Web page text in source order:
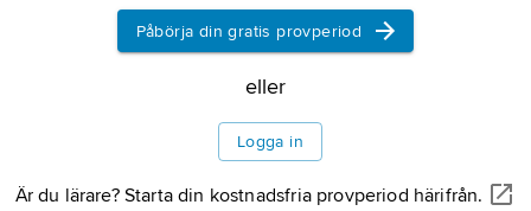
Påbörja din gratis provperiod
eller
Logga in
Är du lärare? Starta din kostnadsfria provperiod härifrån.